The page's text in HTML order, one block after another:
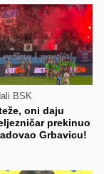
BSK
oni daju
prekinuo
Grbavicu!